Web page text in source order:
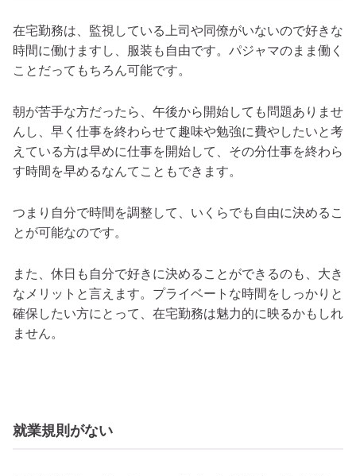
在宅勤務は、監視している上司や同僚がいないので好きな
時間に働けますし、服装も自由です。パジャマのまま働く
ことだってもちろん可能です。
朝が苦手な方だったら、午後から開始しても問題ありませ
んし、早く仕事を終わらせて趣味や勉強に費やしたいと考
えている方は早めに仕事を開始して、その分仕事を終わら
す時間を早めるなんてこともできます。
つまり自分で時間を調整して、いくらでも自由に決めるこ
とが可能なのです。
また、休日も自分で好きに決めることができるのも、大き
なメリットと言えます。プライベートな時間をしっかりと
確保したい方にとって、在宅勤務は魅力的に映るかもしれ
ません。
就業規則がない